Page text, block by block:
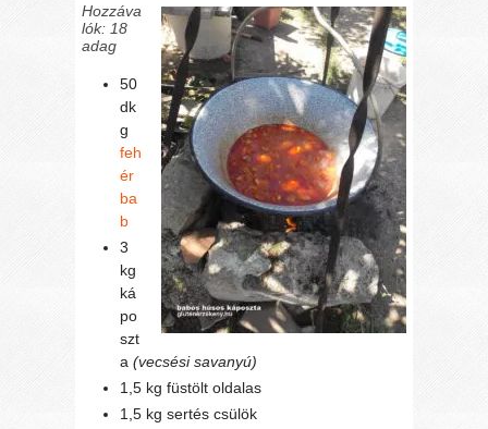
Hozzáva
lók: 18
adag
50
dk
g
feh
ér
ba
b
3
kg
ká
po
szt
a(vecsési savanyú)
1,5 kg füstölt oldalas
1,5 kg sertés csülök